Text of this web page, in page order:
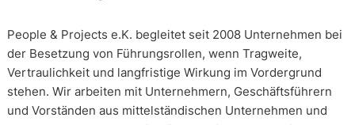
People & Projects e.K. begleitet seit 2008 Unternehmen bei
der Besetzung von Führungsrollen, wenn Tragweite,
Vertraulichkeit und langfristige Wirkung im Vordergrund
stehen. Wir arbeiten mit Unternehmern, Geschäftsführern
und Vorständen aus mittelständischen Unternehmen und